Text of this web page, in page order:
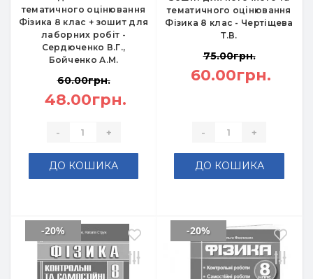
тематичного оцінювання
Фізика 8 клас + зошит для
лаборних робіт -
Сердюченко В.Г.,
Бойченко А.М.
60.00грн.
48.00грн.
- +
ДО КОШИКА
тематичного оцінювання
Фізика 8 клас - Чертіщева
Т.В.
75.00грн.
60.00грн.
- +
ДО КОШИКА
-20% -20%